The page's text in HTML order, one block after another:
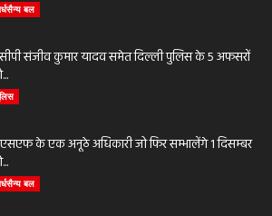
बल
संजीव कुमार यादव समेत दिल्ली पुलिस के 5 अफसरों
के एक अनूठे अधिकारी जो फिर सम्भालेंगे 1 दिसम्बर
बल